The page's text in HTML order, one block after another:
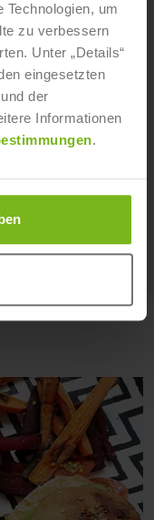
Technologien, um
zu verbessern
Unter „Details“
eingesetzten
der
Informationen
.
in
studiert. Nach
als Copywriterin
„Tourismus &